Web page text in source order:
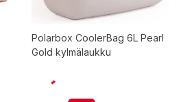
Polarbox CoolerBag 6L Pearl
Gold kylmälaukku